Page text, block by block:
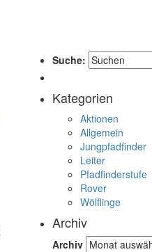
Suche:
Kategorien
Aktionen
Allgemein
Jungpfadfinder
Leiter
Pfadfinderstufe
Rover
Wölflinge
Archiv
Archiv